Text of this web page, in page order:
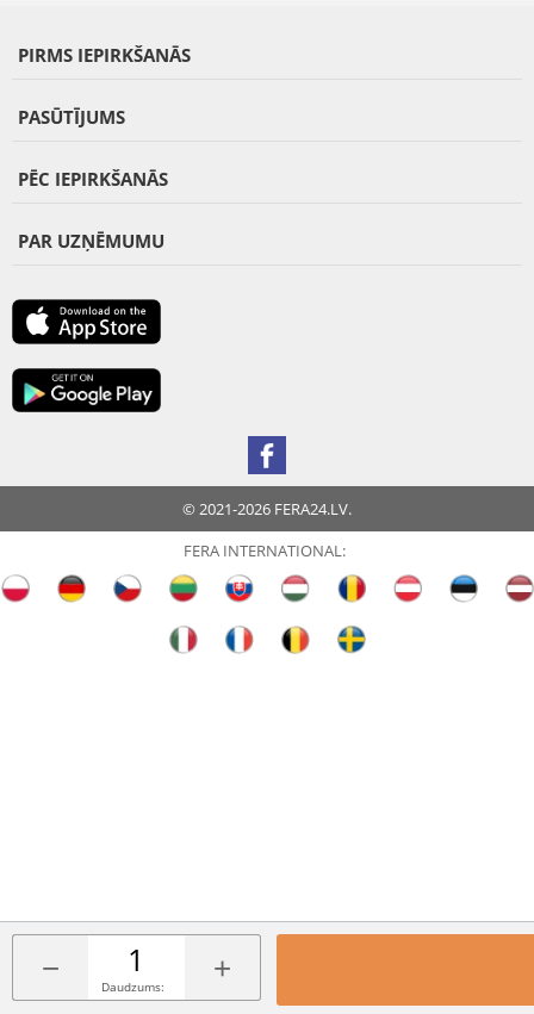
− +
Daudzums:
PIRMS IEPIRKŠANĀS
PASŪTĪJUMS
PĒC IEPIRKŠANĀS
PAR UZŅĒMUMU
© 2021-2026 FERA24.LV.
FERA INTERNATIONAL: